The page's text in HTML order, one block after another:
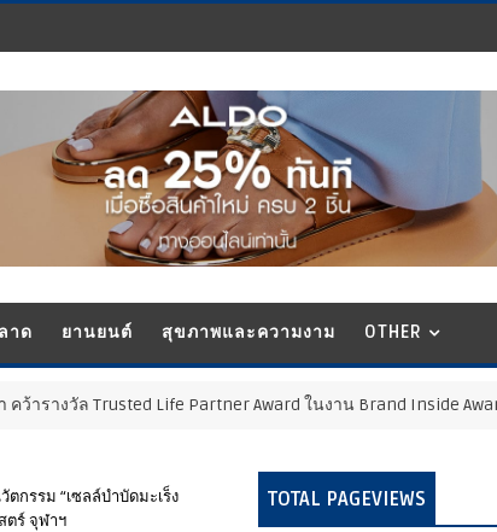
าด ยานยนต์ สุขภาพและความงาม OTHER
Life Partner Award ในงาน Brand Inside Awards 2026 ตอกย้
กรรม “เซลล์บำบัดมะเร็ง
ตร์ จุฬาฯ
TOTAL PAGEVIEWS